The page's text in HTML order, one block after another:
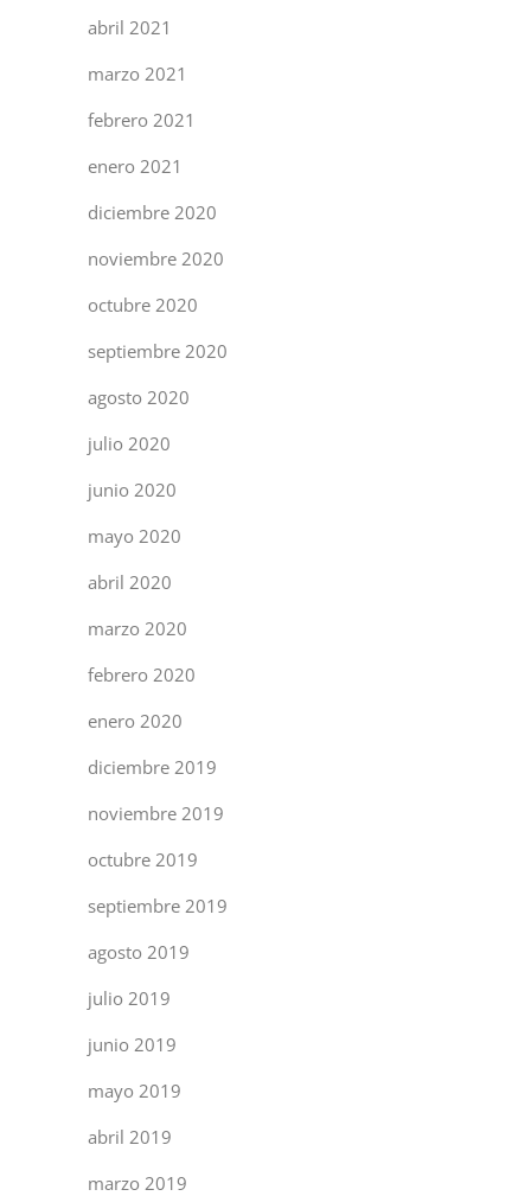
abril 2021
marzo 2021
febrero 2021
enero 2021
diciembre 2020
noviembre 2020
octubre 2020
septiembre 2020
agosto 2020
julio 2020
junio 2020
mayo 2020
abril 2020
marzo 2020
febrero 2020
enero 2020
diciembre 2019
noviembre 2019
octubre 2019
septiembre 2019
agosto 2019
julio 2019
junio 2019
mayo 2019
abril 2019
marzo 2019